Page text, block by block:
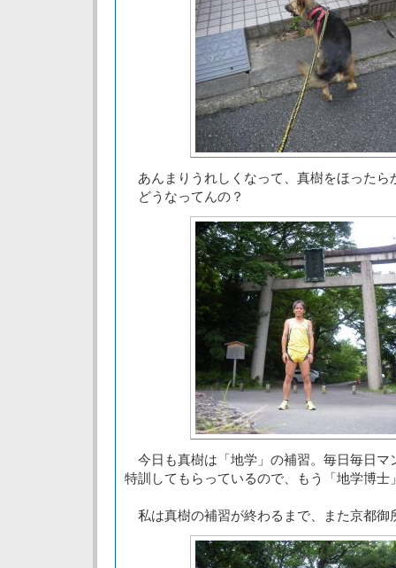
あんまりうれしくなって、真樹をほったら
どうなってんの？
今日も真樹は「地学」の補習。毎日毎日マ
特訓してもらっているので、もう「地学博士
私は真樹の補習が終わるまで、また京都御